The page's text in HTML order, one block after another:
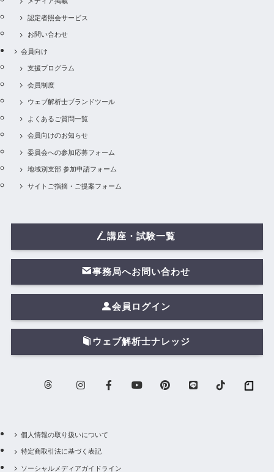
認定者照会サービス
お問い合わせ
会員向け
支援プログラム
会員制度
ウェブ解析士ブランドツール
よくあるご質問一覧
会員向けのお知らせ
委員会への参加応募フォーム
地域別支部 参加申請フォーム
サイトご指摘・ご提案フォーム
講座・試験一覧
事務局へお問い合わせ
会員ログイン
ウェブ解析士ナレッジ
個人情報の取り扱いについて
特定商取引法に基づく表記
ソーシャルメディアガイドライン